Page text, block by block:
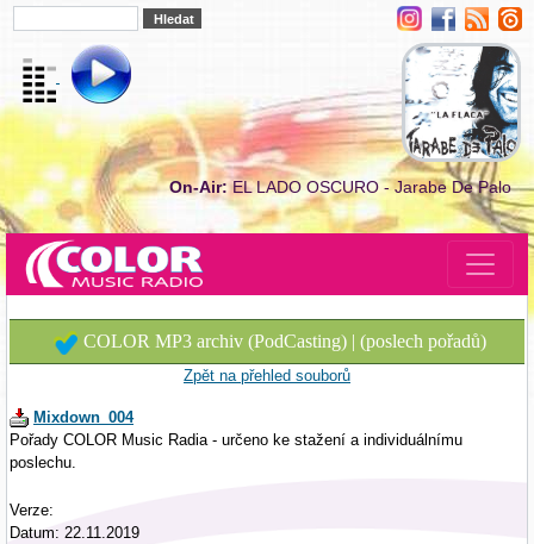
On-Air: EL LADO OSCURO - Jarabe De Palo
COLOR MP3 archiv (PodCasting) | (poslech pořadů)
Zpět na přehled souborů
Mixdown_004
Pořady COLOR Music Radia - určeno ke stažení a individuálnímu
poslechu.
Verze:
Datum: 22.11.2019